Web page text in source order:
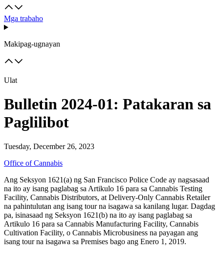
Mga trabaho
Makipag-ugnayan
Ulat
Bulletin 2024-01: Patakaran sa
Paglilibot
Tuesday, December 26, 2023
Office of Cannabis
Ang Seksyon 1621(a) ng San Francisco Police Code ay nagsasaad
na ito ay isang paglabag sa Artikulo 16 para sa Cannabis Testing
Facility, Cannabis Distributors, at Delivery-Only Cannabis Retailer
na pahintulutan ang isang tour na isagawa sa kanilang lugar. Dagdag
pa, isinasaad ng Seksyon 1621(b) na ito ay isang paglabag sa
Artikulo 16 para sa Cannabis Manufacturing Facility, Cannabis
Cultivation Facility, o Cannabis Microbusiness na payagan ang
isang tour na isagawa sa Premises bago ang Enero 1, 2019.